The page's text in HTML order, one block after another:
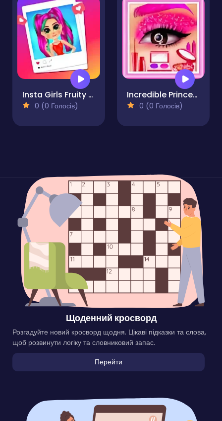
Insta Girls Fruity Fashion
0 (0 Голосів)
Incredible Princess Eye Art 2
0 (0 Голосів)
Щоденний кросворд
Розгадуйте новий кросворд щодня. Цікаві підказки та слова,
щоб розвинути логіку та словниковий запас.
Перейти